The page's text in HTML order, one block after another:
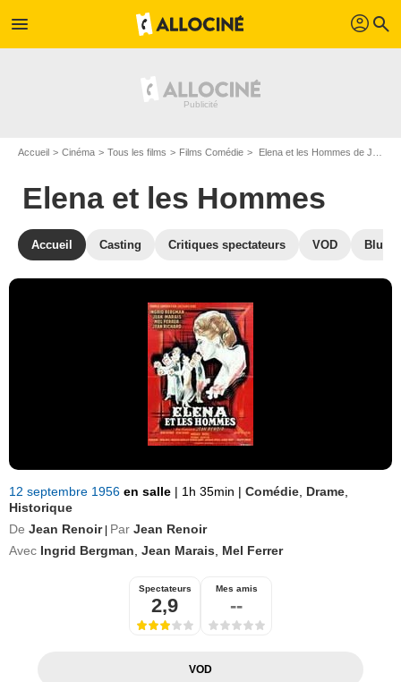
menu profil search
Accueil Cinéma Tous les films Films Comédie Elena et les Hommes de Jean Renoir
Elena et les Hommes
Accueil Casting Critiques spectateurs VOD Blu-
12 septembre 1956 en salle | 1h 35min | Comédie Drame
Historique
De Jean Renoir Par Jean Renoir
Avec Ingrid Bergman Jean Marais Mel Ferrer
Spectateurs
2,9
Mes amis
--
VOD